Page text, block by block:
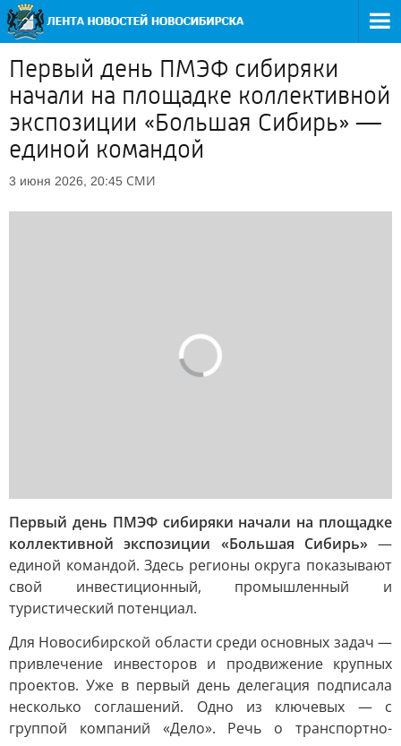
Первый день ПМЭФ сибиряки
начали на площадке коллективной
экспозиции «Большая Сибирь» —
единой командой
3 июня 2026, 20:45 СМИ
Первый день ПМЭФ сибиряки начали на площадке
коллективной экспозиции «Большая Сибирь»—
единой командой. Здесь регионы округа показывают
свой инвестиционный, промышленный и
туристический потенциал.
Для Новосибирской области среди основных задач —
привлечение инвесторов и продвижение крупных
проектов. Уже в первый день делегация подписала
несколько соглашений. Одно из ключевых — с
группой компаний «Дело». Речь о транспортно-